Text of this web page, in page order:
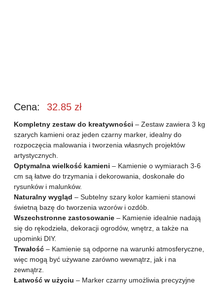
Cena: 32.85 zł
Kompletny zestaw do kreatywności – Zestaw zawiera 3 kg
szarych kamieni oraz jeden czarny marker, idealny do
rozpoczęcia malowania i tworzenia własnych projektów
artystycznych.
Optymalna wielkość kamieni – Kamienie o wymiarach 3-6
cm są łatwe do trzymania i dekorowania, doskonałe do
rysunków i malunków.
Naturalny wygląd – Subtelny szary kolor kamieni stanowi
świetną bazę do tworzenia wzorów i ozdób.
Wszechstronne zastosowanie – Kamienie idealnie nadają
się do rękodzieła, dekoracji ogrodów, wnętrz, a także na
upominki DIY.
Trwałość – Kamienie są odporne na warunki atmosferyczne,
więc mogą być używane zarówno wewnątrz, jak i na
zewnątrz.
Łatwość w użyciu – Marker czarny umożliwia precyzyjne